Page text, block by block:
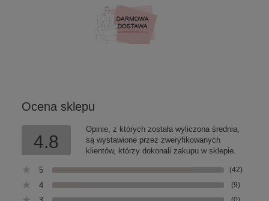
Ocena sklepu
4.8
Opinie, z których została wyliczona średnia,
są wystawione przez zweryfikowanych
klientów, którzy dokonali zakupu w sklepie.
5 (42)
4 (9)